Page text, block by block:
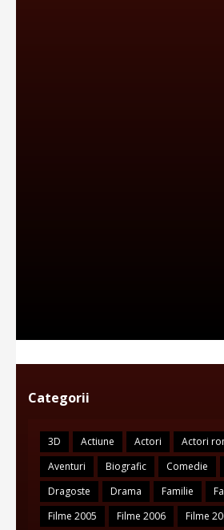
Categorii
3D Actiune Actori Actori
Aventuri
Biografic Comedie
Dragoste
Drama Familie
Filme 2005
Filme 2006 Filme